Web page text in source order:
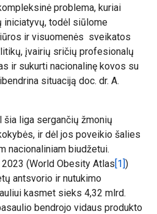
problema, kuriai
iniciatyvų, todėl siūlome
ir visuomenės sveikatos
įvairių sričių profesionalų
ir sukurti nacionalinę kovos su
situaciją doc. dr. A.
liga sergančių žmonių
ir dėl jos poveikio šalies
nacionaliniam biudžetui.
(World Obesity Atlas[1])
antsvorio ir nutukimo
kasmet sieks 4,32 mlrd.
bendrojo vidaus produkto